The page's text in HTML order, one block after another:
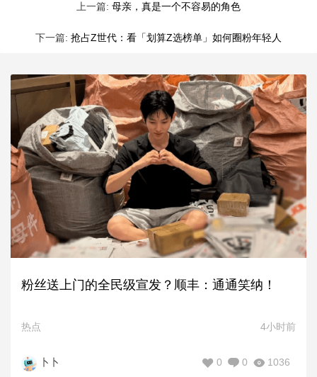
上一篇: 母亲，真是一个不容易的角色
下一篇: 抢占Z世代：看「划算Z选榜单」如何圈粉年轻人
粉丝送上门的全民级宣发？顺丰：通通笑纳！
热点 4小时前
卜卜 1036
0
0